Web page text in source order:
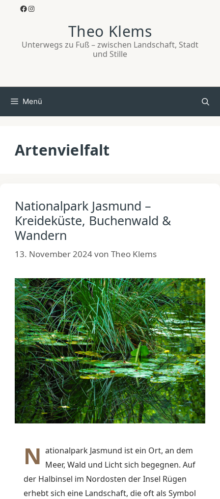
Facebook
Instagram
Theo Klems
Unterwegs zu Fuß – zwischen Landschaft, Stadt
und Stille
Menü
Artenvielfalt
Nationalpark Jasmund –
Kreideküste, Buchenwald &
Wandern
13. November 2024von Theo Klems
N ationalpark Jasmund ist ein Ort, an dem
Meer, Wald und Licht sich begegnen. Auf
der Halbinsel im Nordosten der Insel Rügen
erhebt sich eine Landschaft, die oft als Symbol